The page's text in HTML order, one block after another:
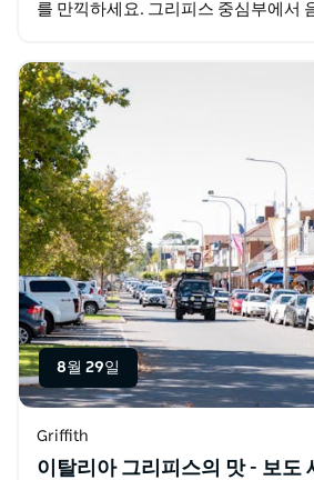
를 만끽하세요. 그리피스 중심부에서
8월 29일
Griffith
이탈리아 그리피스의 맛 - 보도